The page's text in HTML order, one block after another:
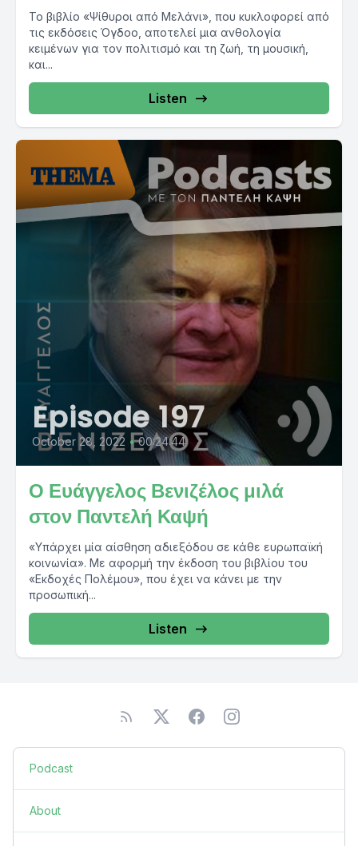
Το βιβλίο «Ψίθυροι από Μελάνι», που κυκλοφορεί από
τις εκδόσεις Όγδοο, αποτελεί μια ανθολογία
κειμένων για τον πολιτισμό και τη ζωή, τη μουσική,
και...
Listen
Episode 197
October 28, 2022 • 00:24:44
Ο Ευάγγελος Βενιζέλος μιλά
στον Παντελή Καψή
«Υπάρχει μία αίσθηση αδιεξόδου σε κάθε ευρωπαϊκή
κοινωνία». Με αφορμή την έκδοση του βιβλίου του
«Εκδοχές Πολέμου», που έχει να κάνει με την
προσωπική...
Listen
Podcast
About